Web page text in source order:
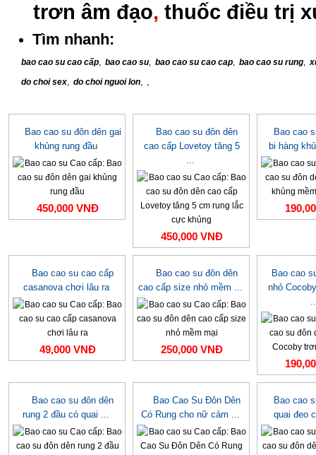
trơn âm đạo, thuốc điều trị
Tìm nhanh:
bao cao su cao cấp, bao cao su, bao cao su cao cap, bao cao su rung,
do choi sex, do choi nguoi lon, ,
Bao cao su đôn dên gai
khủng rung đầu
450,000 VNĐ
Bao cao su đôn dên
cao cấp Lovetoy tăng 5
...
450,000 VNĐ
Bao cao
bi hàng
Bao cao su cao cấp
casanova chơi lâu ra
49,000 VNĐ
Bao cao su đôn dên
cao cấp size nhỏ mềm ...
250,000 VNĐ
Bao cao
nhỏ
Bao cao su đôn dên
rung 2 đầu có quai ...
Bao Cao Su Đôn Dên
Có Rung cho nữ cảm ...
Bao cao
quai đeo